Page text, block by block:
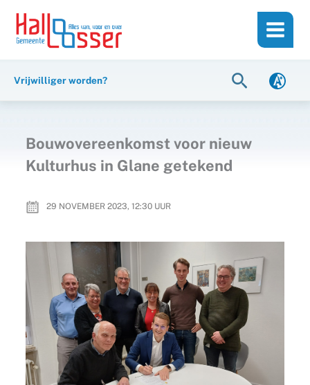
inhoud
naar
Vrijwilliger worden? Zoeken
Bouwovereenkomst voor nieuw
Kulturhus in Glane getekend
29 NOVEMBER 2023, 12:30UUR